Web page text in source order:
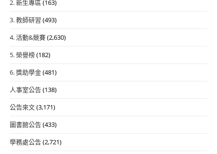
2. 新生專區 (163)
3. 教師研習 (493)
4. 活動&競賽(2,630)
5. 榮譽榜(182)
6. 獎助學金(481)
人事室公告(138)
公告來文(3,171)
圖書館公告(433)
學務處公告(2,721)